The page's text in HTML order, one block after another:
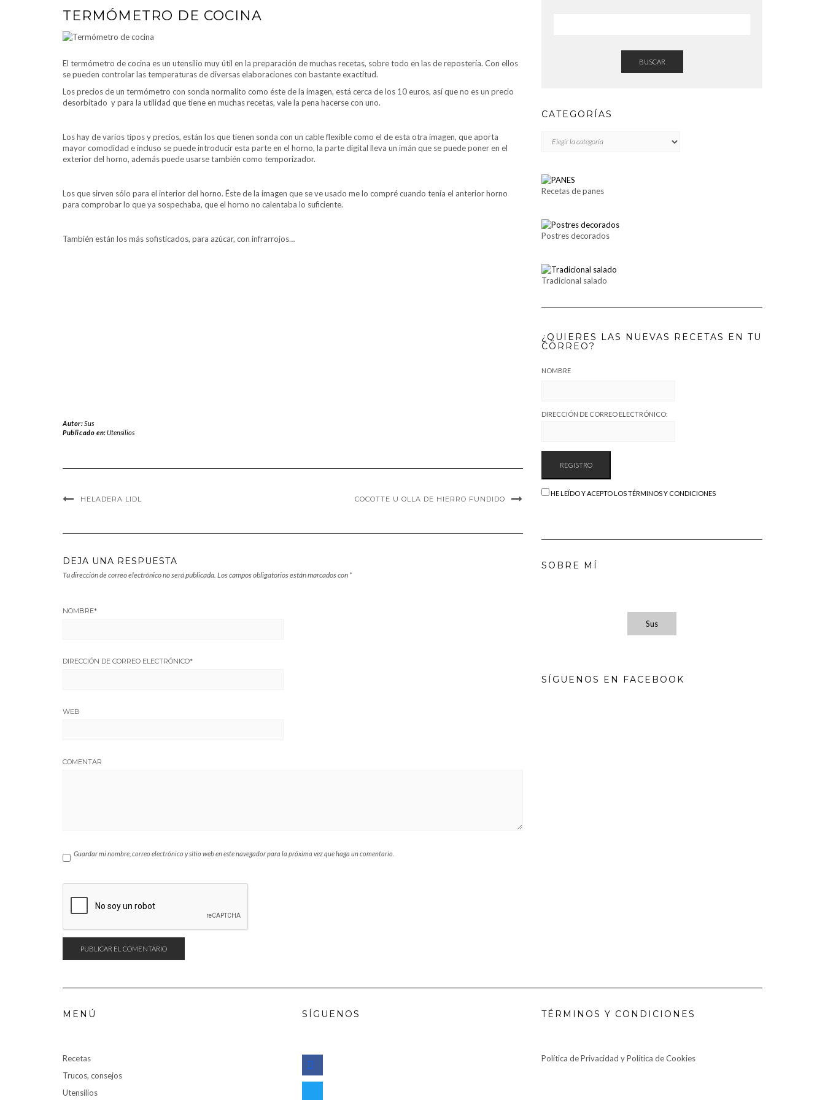
TERMÓMETRO DE COCINA
El termómetro de cocina es un utensilio muy útil en la preparación de muchas recetas, sobre todo en las de repostería. Con ellos
se pueden controlar las temperaturas de diversas elaboraciones con bastante exactitud.
Los precios de un termómetro con sonda normalito como éste de la imagen, está cerca de los 10 euros, así que no es un precio
desorbitado y para la utilidad que tiene en muchas recetas, vale la pena hacerse con uno.
Los hay de varios tipos y precios, están los que tienen sonda con un cable flexible como el de esta otra imagen, que aporta
mayor comodidad e incluso se puede introducir esta parte en el horno, la parte digital lleva un imán que se puede poner en el
exterior del horno, además puede usarse también como temporizador.
Los que sirven sólo para el interior del horno. Éste de la imagen que se ve usado me lo compré cuando tenía el anterior horno
para comprobar lo que ya sospechaba, que el horno no calentaba lo suficiente.
También están los más sofisticados, para azúcar, con infrarrojos…
Autor:Sus
Publicado en:Utensilios
HELADERA LIDL COCOTTE U OLLA DE HIERRO FUNDIDO
DEJA UNA RESPUESTA
Tu dirección de correo electrónico no será publicada. Los campos obligatorios están marcados con *
NOMBRE*
DIRECCIÓN DE CORREO ELECTRÓNICO*
WEB
COMENTAR
Guardar mi nombre, correo electrónico y sitio web en este navegador para la próxima vez que haga un comentario.
BUSCAR
CATEGORÍAS
Recetas de panes
Postres decorados
Tradicional salado
¿QUIERES LAS NUEVAS RECETAS EN TU
CORREO?
NOMBRE
DIRECCIÓN DE CORREO ELECTRÓNICO:
HE LEÍDO Y ACEPTO LOS TÉRMINOS Y CONDICIONES
SOBRE MÍ
Sus
SÍGUENOS EN FACEBOOK
MENÚ
Recetas
Trucos, consejos
Utensilios
SÍGUENOS
facebook
twitter
TÉRMINOS Y CONDICIONES
Política de Privacidad y Política de Cookies